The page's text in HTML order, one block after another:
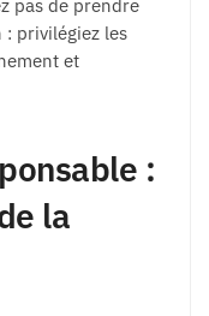
pas de prendre
: privilégiez les
et
:
la